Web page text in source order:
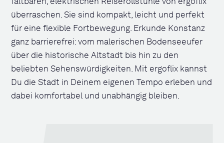
faltbaren, elektrischen Reiserollstühle von ergoflix
überraschen. Sie sind kompakt, leicht und perfekt
für eine flexible Fortbewegung. Erkunde Konstanz
ganz barrierefrei: vom malerischen Bodenseeufer
über die historische Altstadt bis hin zu den
beliebten Sehenswürdigkeiten. Mit ergoflix kannst
Du die Stadt in Deinem eigenen Tempo erleben und
dabei komfortabel und unabhängig bleiben.